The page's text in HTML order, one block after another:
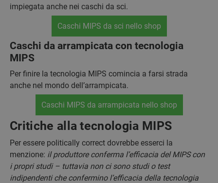
impiegata anche nei caschi da sci.
Caschi MIPS da sci nello shop
Caschi da arrampicata con tecnologia
MIPS
Per finire la tecnologia MIPS comincia a farsi strada
anche nel mondo dell’arrampicata.
Caschi MIPS da arrampicata nello shop
Critiche alla tecnologia MIPS
Per essere politically correct dovrebbe esserci la
menzione: il produttore conferma l’efficacia del MIPS con
i propri studi – tuttavia non ci sono studi o test
indipendenti che confermino l’efficacia della tecnologia